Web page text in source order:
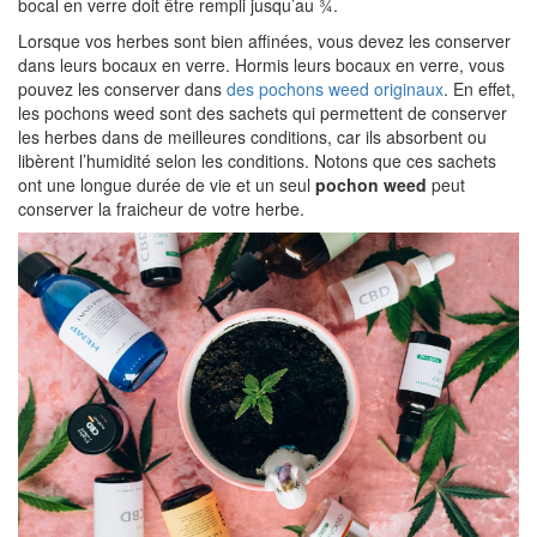
bocal en verre doit être rempli jusqu’au ¾.
Lorsque vos herbes sont bien affinées, vous devez les conserver
dans leurs bocaux en verre. Hormis leurs bocaux en verre, vous
pouvez les conserver dans des pochons weed originaux. En effet,
les pochons weed sont des sachets qui permettent de conserver
les herbes dans de meilleures conditions, car ils absorbent ou
libèrent l’humidité selon les conditions. Notons que ces sachets
ont une longue durée de vie et un seul pochon weed peut
conserver la fraicheur de votre herbe.